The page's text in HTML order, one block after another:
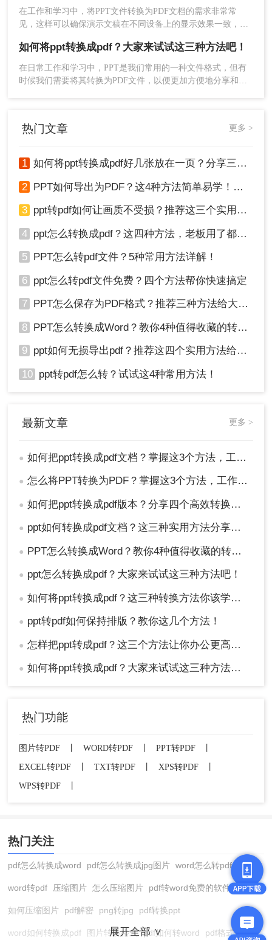
4、文档转换完成，打开即可查看转换后的文档。
注意：部分软件可能需要付费购买才能享受全部功
总结：
以上就是如何把ppt转换成pdf文档的方法介绍了，
据自己的需求和实际情况选择合适的方法。无论是
使用Microsoft PowerPoint内置功能、在线转换工具
还是专业的PDF转换软件，都可以轻松完成转换操
PDF时保持排版。
在工作和学习中，将PPT文件转换为PDF文档的需求非常常
见，这样可以确保演示文稿在不同设备上的显示效果一致，并
种常见的PPT转PDF方法，帮助您根据实际需求选择最合适的
方式。
如何将ppt转换成pdf？大家来试试这三种方法吧！
在日常工作和学习中，PPT是我们常用的一种文件格式，但有
时候我们需要将其转换为PDF文件，以便更加方便地分享和阅
热门文章 更多 >
1 如何将ppt转换成pdf好几张放在一页？分享三种简单且高效的方法！
2 PPT如何导出为PDF？这4种方法简单易学！值得收藏！
3 ppt转pdf如何让画质不受损？推荐这三个实用方法给你！
4 ppt怎么转换成pdf？这四种方法，老板用了都给满分！
5 PPT怎么转pdf文件？5种常用方法详解！
6 ppt怎么转pdf文件免费？四个方法帮你快速搞定
7 PPT怎么保存为PDF格式？推荐三种方法给大家！
8 PPT怎么转换成Word？教你4种值得收藏的转换方法!！
9 ppt如何无损导出pdf？推荐这四个实用方法给你！
10 ppt转pdf怎么转？试试这4种常用方法！
最新文章 更多 >
● 如何把ppt转换成pdf文档？掌握这3个方法，工作效率直接翻倍！
● 怎么将PPT转换为PDF？掌握这3个方法，工作效率直接翻倍！
● 如何把ppt转换成pdf版本？分享四个高效转换方法！
● ppt如何转换成pdf文档？这三种实用方法分享给你！
● PPT怎么转换成Word？教你4种值得收藏的转换方法!！
● ppt怎么转换成pdf？大家来试试这三种方法吧！
● 如何将ppt转换成pdf？这三种转换方法你该学会！
● ppt转pdf如何保持排版？教你这几个方法！
● 怎样把ppt转成pdf？这三个方法让你办公更高效！
● 如何将ppt转换成pdf？大家来试试这三种方法吧！
热门功能
图片转PDF WORD转PDF PPT转PDF
EXCEL转PDF
TXT转PDF XPS转PDF
WPS转PDF
热门关注
pdf怎么转换成word pdf怎么转换成jpg图片 word怎么转pdf
word转pdf 压缩图片 怎么压缩图片 pdf转word免费的软件
如何压缩图片 pdf解密 png转jpg pdf转换ppt
word如何转换成pdf 图片转换格式 pdf如何转word pdf格式转换
展开全部 ∨